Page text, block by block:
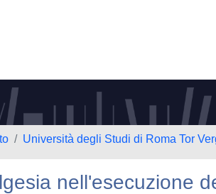
Università degli Studi di Roma Tor
nell'esecuzione